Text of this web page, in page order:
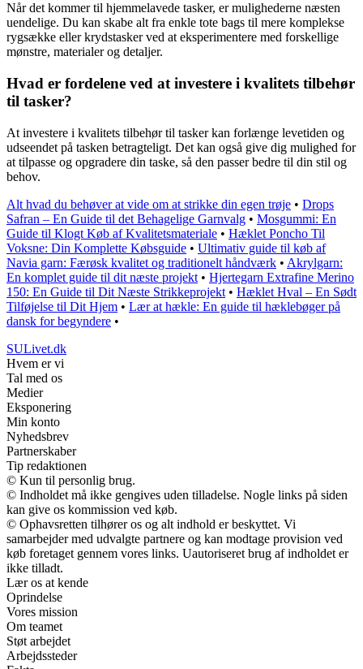
Når det kommer til hjemmelavede tasker, er mulighederne næsten
uendelige. Du kan skabe alt fra enkle tote bags til mere komplekse
rygsække eller krydstasker ved at eksperimentere med forskellige
mønstre, materialer og detaljer.
Hvad er fordelene ved at investere i kvalitets tilbehør
til tasker?
At investere i kvalitets tilbehør til tasker kan forlænge levetiden og
udseendet på tasken betragteligt. Det kan også give dig mulighed for
at tilpasse og opgradere din taske, så den passer bedre til din stil og
behov.
Alt hvad du behøver at vide om at strikke din egen trøje • Drops
Safran – En Guide til det Behagelige Garnvalg • Mosgummi: En
Guide til Klogt Køb af Kvalitetsmateriale • Hæklet Poncho Til
Voksne: Din Komplette Købsguide • Ultimativ guide til køb af
Navia garn: Færøsk kvalitet og traditionelt håndværk • Akrylgarn:
En komplet guide til dit næste projekt • Hjertegarn Extrafine Merino
150: En Guide til Dit Næste Strikkeprojekt • Hæklet Hval – En Sødt
Tilføjelse til Dit Hjem • Lær at hækle: En guide til hæklebøger på
dansk for begyndere •
SULivet.dk
Hvem er vi
Tal med os
Medier
Eksponering
Min konto
Nyhedsbrev
Partnerskaber
Tip redaktionen
© Kun til personlig brug.
© Indholdet må ikke gengives uden tilladelse. Nogle links på siden
kan give os kommission ved køb.
© Ophavsretten tilhører os og alt indhold er beskyttet. Vi
samarbejder med udvalgte partnere og kan modtage provision ved
køb foretaget gennem vores links. Uautoriseret brug af indholdet er
ikke tilladt.
Lær os at kende
Oprindelse
Vores mission
Om teamet
Støt arbejdet
Arbejdssteder